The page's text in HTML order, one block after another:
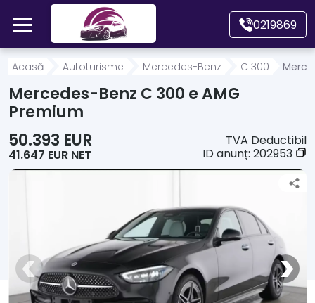
Mergi direct la conținutul principal
0219869
Acasă
Autoturisme
Motociclete
Alte tipuri vehicule
Despre Noi
Acasă Autoturisme Mercedes-Benz C 300
Mercedes-Benz C 300 e AMG
Premium
50.393 EUR
41.647 EUR NET
TVA Deductibil
ID anunț: 202953